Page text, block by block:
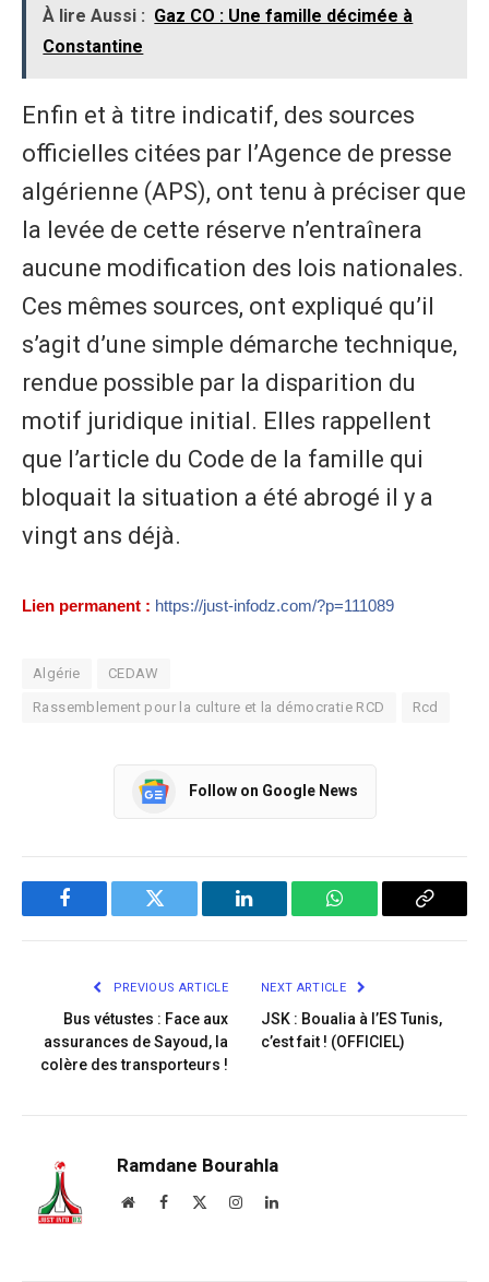
À lire Aussi : Gaz CO : Une famille décimée à
Constantine
Enfin et à titre indicatif, des sources
officielles citées par l’Agence de presse
algérienne (APS), ont tenu à préciser que
la levée de cette réserve n’entraînera
aucune modification des lois nationales.
Ces mêmes sources, ont expliqué qu’il
s’agit d’une simple démarche technique,
rendue possible par la disparition du
motif juridique initial. Elles rappellent
que l’article du Code de la famille qui
bloquait la situation a été abrogé il y a
vingt ans déjà.
Lien permanent : https://just-infodz.com/?p=111089
Algérie CEDAW
Rassemblement pour la culture et la démocratie RCD Rcd
Follow on Google News
Facebook Twitter LinkedIn WhatsApp Copy
PREVIOUS ARTICLE
Bus vétustes : Face aux
assurances de Sayoud, la
colère des transporteurs !
NEXT ARTICLE
JSK : Boualia à l’ES Tunis,
c’est fait ! (OFFICIEL)
Ramdane Bourahla
WebsiteFacebook InstagramLinkedIn